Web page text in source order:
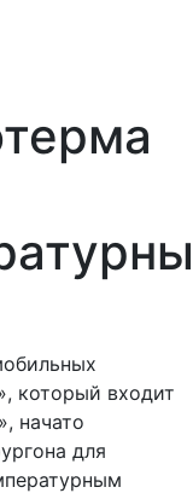
который входит
начато
для